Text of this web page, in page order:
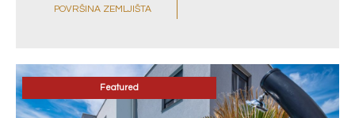
POVRŠINA ZEMLJIŠTA
Featured